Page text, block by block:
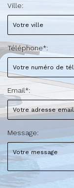
Ville:
Téléphone*:
Email*:
Message: